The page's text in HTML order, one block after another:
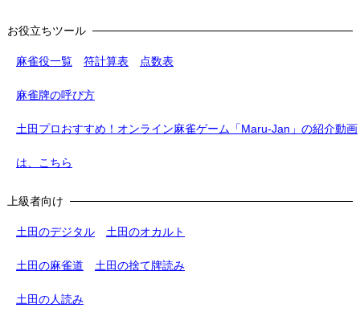
お役立ちツール
麻雀役一覧 符計算表 点数表
麻雀牌の呼び方
土田プロおすすめ！オンライン麻雀ゲーム「Maru-Jan」の紹介動画
は、こちら
上級者向け
土田のデジタル 土田のオカルト
土田の麻雀道 土田の捨て牌読み
土田の人読み